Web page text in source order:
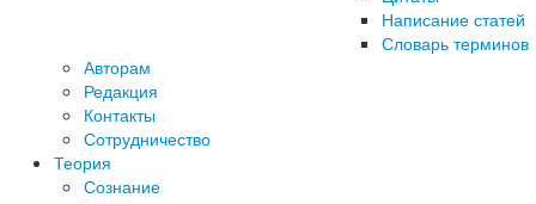
Написание статей
Словарь терминов
Авторам
Редакция
­Контакты
Сотрудничество
Теория
Сознание